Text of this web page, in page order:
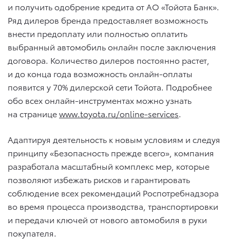
и получить одобрение кредита от АО «Тойота Банк».
Ряд дилеров бренда предоставляет возможность
внести предоплату или полностью оплатить
выбранный автомобиль онлайн после заключения
договора. Количество дилеров постоянно растет,
и до конца года возможность онлайн-оплаты
появится у 70% дилерской сети Тойота. Подробнее
обо всех онлайн-инструментах можно узнать
на страницеwww.toyota.ru/online-services.
Адаптируя деятельность к новым условиям и следуя
принципу «Безопасность прежде всего», компания
разработала масштабный комплекс мер, которые
позволяют избежать рисков и гарантировать
соблюдение всех рекомендаций Роспотребнадзора
во время процесса производства, транспортировки
и передачи ключей от нового автомобиля в руки
покупателя.